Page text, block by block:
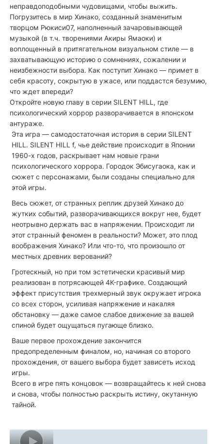
неправдоподобными чудовищами, чтобы выжить.
Погрузитесь в мир Хинако, созданный знаменитым
творцом Рюкиси07, наполненный зачаровывающей
музыкой (в т.ч. творениями Акиры Ямаоки) и
воплощенный в притягательном визуальном стиле — в
захватывающую историю о сомнениях, сожалении и
неизбежности выбора. Как поступит Хинако — примет в
себя красоту, сокрытую в ужасе, или поддастся безумию,
что ждет впереди?
Откройте новую главу в серии SILENT HILL, где
психологический хоррор разворачивается в японском
антураже.
Эта игра — самодостаточная история в серии SILENT
HILL. SILENT HILL f, чье действие происходит в Японии
1960-х годов, раскрывает нам новые грани
психологического хоррора. Городок Эбисугаока, как и
сюжет с персонажами, были созданы специально для
этой игры.
Весь сюжет, от странных реплик друзей Хинако до
жутких событий, разворачивающихся вокруг нее, будет
неотрывно держать вас в напряжении. Происходит ли
этот странный феномен в реальности? Может, это плод
воображения Хинако? Или что-то, что произошло от
местных древних верований?
Гротескный, но при том эстетически красивый мир
реализован в потрясающей 4K-графике. Создающий
эффект присутствия трехмерный звук окружает игрока
со всех сторон, усиливая напряжение и накаляя
обстановку — даже самое слабое движение за вашей
спиной будет ощущаться пугающе близко.
Ваше первое прохождение закончится
предопределенным финалом, но, начиная со второго
прохождения, от вашего выбора будет зависеть исход
игры.
Всего в игре пять концовок — возвращайтесь к ней снова
и снова, чтобы полностью раскрыть истину, окутанную
тайной.